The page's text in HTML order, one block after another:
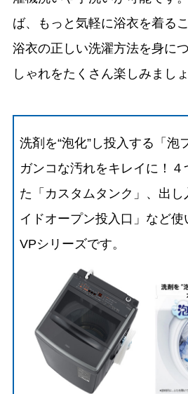
ば、もっと気軽に浴衣を着る
浴衣の正しい洗濯方法を身に
しゃれをたくさん楽しみましょ
洗剤を“泡化”し投入する「泡
ガンコな汚れをキレイに！４
た「カスタムタンク」、出し
イドオープン投入口」など
VPシリーズです。